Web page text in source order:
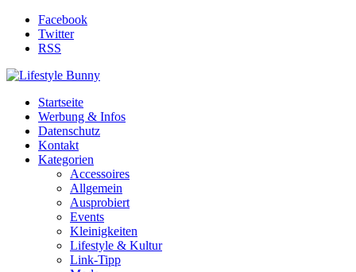
Facebook
Twitter
RSS
Startseite
Werbung & Infos
Datenschutz
Kontakt
Kategorien
Accessoires
Allgemein
Ausprobiert
Events
Kleinigkeiten
Lifestyle & Kultur
Link-Tipp